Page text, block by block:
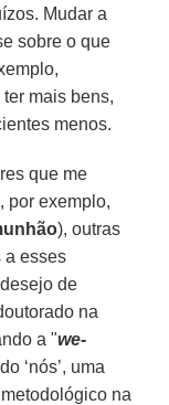
Mudar a
sobre o que
mais bens,
menos.
que me
por exemplo,
), outras
a esses
de
na
a "we-
‘nós’, uma
na